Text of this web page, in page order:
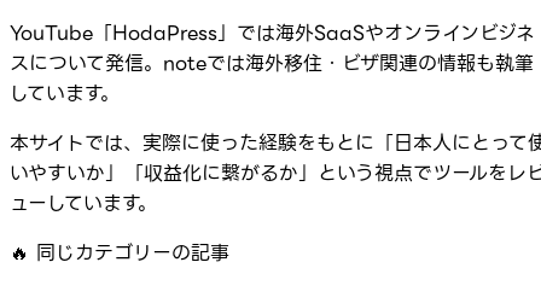
YouTube「HodaPress」では海外SaaSやオンラインビジネ
スについて発信。noteでは海外移住・ビザ関連の情報も執筆
しています。
本サイトでは、実際に使った経験をもとに「日本人にとって
いやすいか」「収益化に繋がるか」という視点でツールをレ
ューしています。
🔥 同じカテゴリーの記事